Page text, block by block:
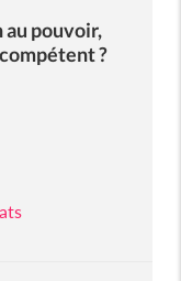
au pouvoir,
?